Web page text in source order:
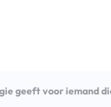
geeft voor iemand